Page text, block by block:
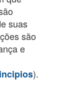
suas
são
e
).